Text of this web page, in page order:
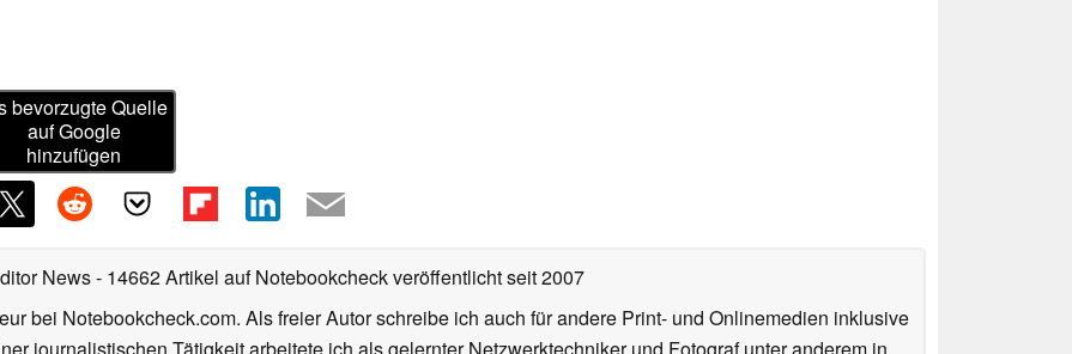
bevorzugte Quelle
auf Google
hinzufügen
News- 14662 Artikel auf Notebookcheck veröffentlichtseit 2007
bei Notebookcheck.com. Als freier Autor schreibe ich auch für andere Print- und Onlinemedien inklusive